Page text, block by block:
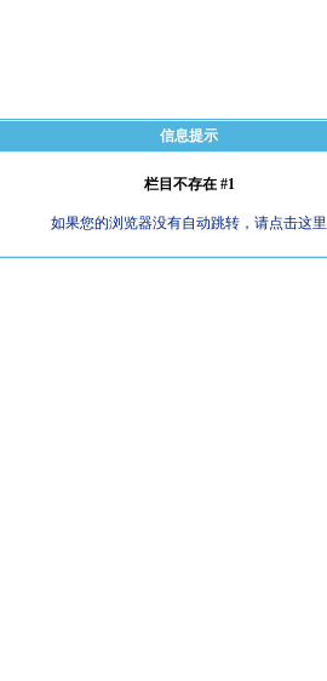
信息提示
栏目不存在 #1
如果您的浏览器没有自动跳转，请点击这里